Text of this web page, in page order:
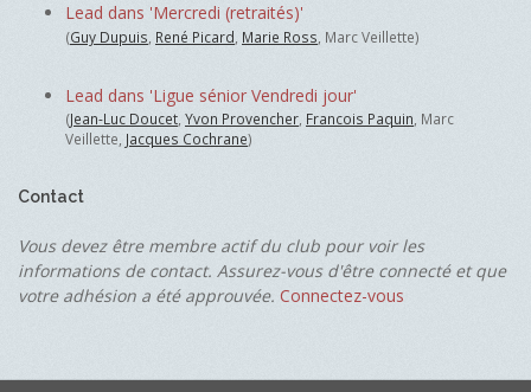
Lead dans 'Mercredi (retraités)'
(Guy Dupuis René Picard Marie Ross , Marc Veillette)
Lead dans 'Ligue sénior Vendredi jour'
(Jean-Luc Doucet Yvon Provencher Francois Paquin , Marc
Veillette, Jacques Cochrane)
Contact
Vous devez être membre actif du club pour voir les
informations de contact. Assurez-vous d'être connecté et que
votre adhésion a été approuvée. Connectez-vous